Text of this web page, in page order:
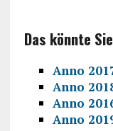
Das könnte
Anno
Anno
Anno
Anno